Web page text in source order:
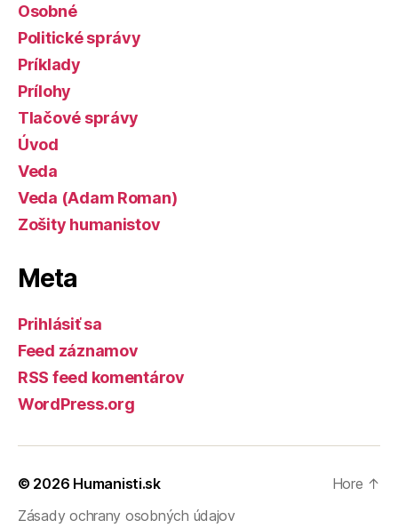
Osobné
Politické správy
Príklady
Prílohy
Tlačové správy
Úvod
Veda
Veda (Adam Roman)
Zošity humanistov
Meta
Prihlásiť sa
Feed záznamov
RSS feed komentárov
WordPress.org
© 2026 Humanisti.sk
Zásady ochrany osobných údajov
Hore ↑